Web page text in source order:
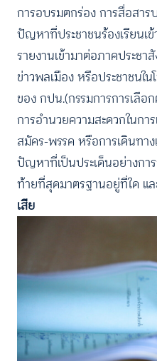
การอบรมตกร่อง การสื่อสา
ปัญหาที่ประชาชนร้องเรียนเ
รายงานเข้ามาต่อภาคประช
ข่าวพลเมือง หรือประชาชนใ
ของ กปน.(กรรมการการเลือ
การอำนวยความสะดวกในก
สมัคร-พรรค หรือการเดินทา
ปัญหาที่เป็นประเด็นอย่างกา
ท้ายที่สุดมาตรฐานอยู่ที่ใด แล
เสีย